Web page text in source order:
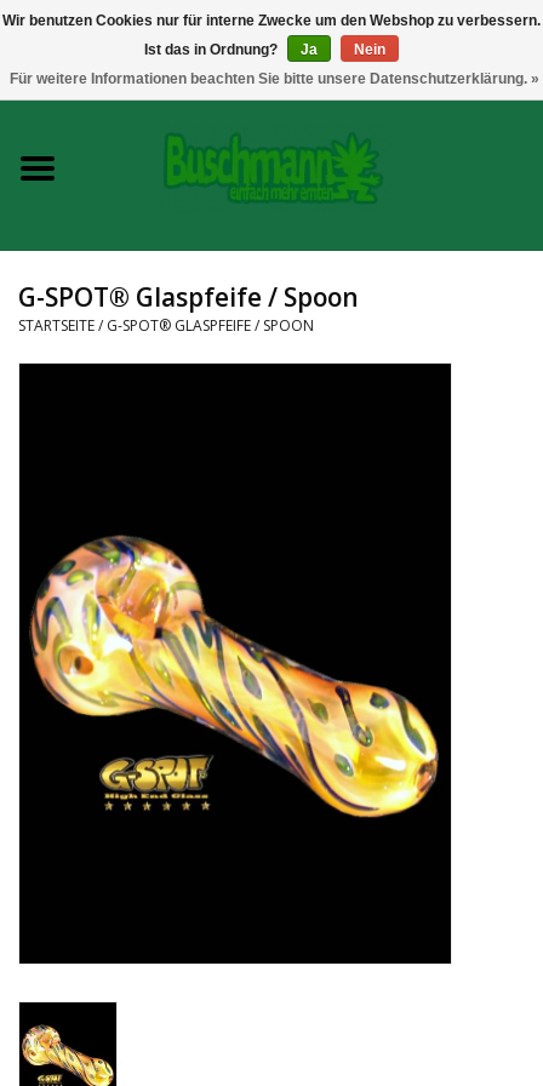
Growshop
Messtechnik
Headshop
G-SPOT® Glaspfeife / Spoon
STARTSEITE/ G-SPOT® GLASPFEIFE / SPOON
Wir benutzen Cookies nur für interne Zwecke um den Webshop zu verbessern.
Ist das in Ordnung?
Ja
Nein
Für weitere Informationen beachten Sie bitte unsere Datenschutzerklärung. »